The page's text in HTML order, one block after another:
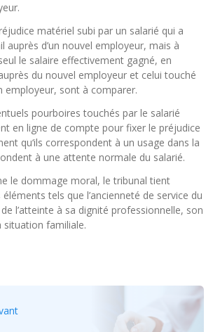
matériel subi par un salarié qui a
auprès d’un nouvel employeur, mais à
le salaire effectivement gagné, en
du nouvel employeur et celui touché
employeur, sont à comparer.
pourboires touchés par le salarié
en ligne de compte pour fixer le préjudice
qu‘ils correspondent à un usage dans la
à une attente normale du salarié.
le dommage moral, le tribunal tient
tels que l’ancienneté de service du
l’atteinte à sa dignité professionnelle, son
situation familiale.